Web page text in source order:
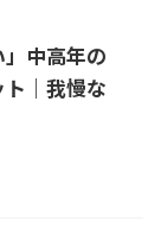
」中高年の
｜我慢な